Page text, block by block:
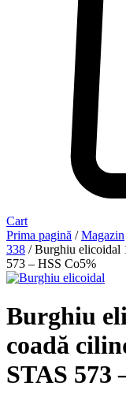
Cart
Prima pagină /Magazin
338 / Burghiu elicoidal
573 – HSS Co5%
Burghiu
coadă
STAS 573